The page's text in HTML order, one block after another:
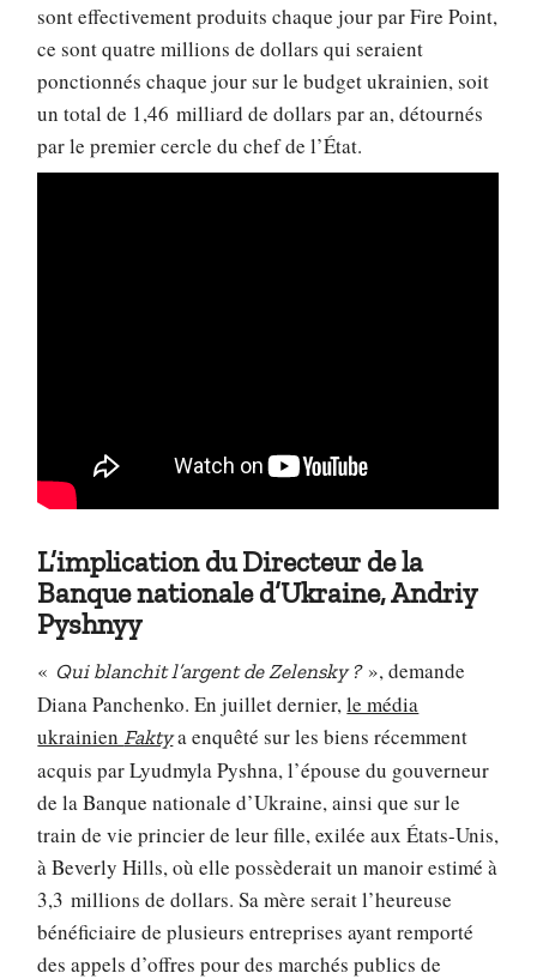
sont effectivement produits chaque jour par Fire Point,
ce sont quatre millions de dollars qui seraient
ponctionnés chaque jour sur le budget ukrainien, soit
un total de 1,46 milliard de dollars par an, détournés
par le premier cercle du chef de l’État.
L’implication du Directeur de la
Banque nationale d’Ukraine, Andriy
Pyshnyy
« Qui blanchit l’argent de Zelensky ?», demande
Diana Panchenko. En juillet dernier,le média
ukrainienFaktya enquêté sur les biens récemment
acquis par Lyudmyla Pyshna, l’épouse du gouverneur
de la Banque nationale d’Ukraine, ainsi que sur le
train de vie princier de leur fille, exilée aux États-Unis,
à Beverly Hills, où elle possèderait un manoir estimé à
3,3 millions de dollars. Sa mère serait l’heureuse
bénéficiaire de plusieurs entreprises ayant remporté
des appels d’offres pour des marchés publics de